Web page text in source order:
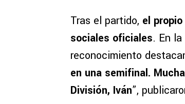
Tras el partido, el
sociales oficiales. En
reconocimiento
en una semifinal.
División, Iván”,